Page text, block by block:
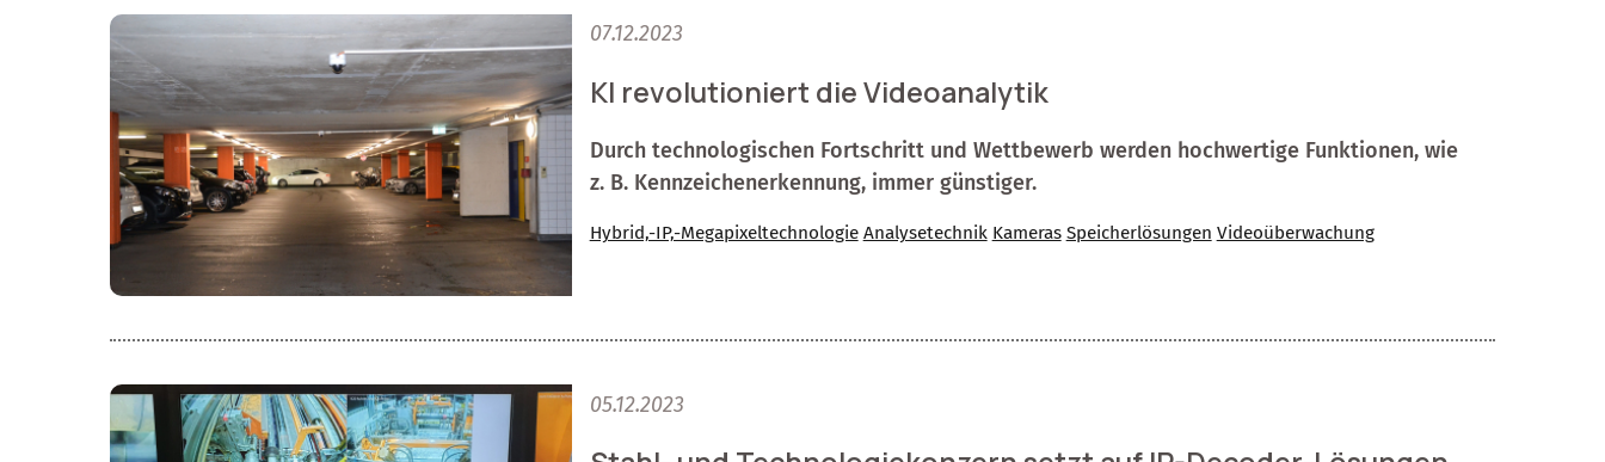
07.12.2023
KI revolutioniert die Videoanalytik
Durch technologischen Fortschritt und Wettbewerb werden hochwertige Funktionen, wie
z. B. Kennzeichenerkennung, immer günstiger.
Hybrid,-IP,-Megapixeltechnologie Analysetechnik Kameras Speicherlösungen Videoüberwachung
05.12.2023